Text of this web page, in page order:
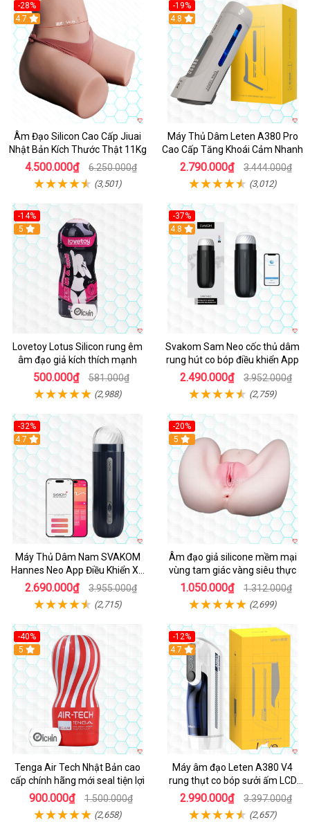
-28%
4.7
Âm Đạo Silicon Cao Cấp Jiuai
Nhật Bản Kích Thước Thật 11Kg
4.500.000₫ 6.250.000₫
(3,501)
-19%
Hot
4.8
Máy Thủ Dâm Leten A380 Pro
Cao Cấp Tăng Khoái Cảm Nhanh
2.790.000₫ 3.444.000₫
(3,012)
-14%
Hot
5
Lovetoy Lotus Silicon rung êm
âm đạo giả kích thích mạnh
500.000₫ 581.000₫
(2,988)
-37%
4.8
Svakom Sam Neo cốc thủ dâm
rung hút co bóp điều khiển App
2.490.000₫ 3.952.000₫
(2,759)
-32%
Hot
4.7
Máy Thủ Dâm Nam SVAKOM
Hannes Neo App Điều Khiển Xa
Cao Cấp
2.690.000₫ 3.955.000₫
(2,715)
-20%
Hot
5
Âm đạo giả silicone mềm mại
vùng tam giác vàng siêu thực
1.050.000₫ 1.312.000₫
(2,699)
-40%
Hot
5
Tenga Air Tech Nhật Bản cao
cấp chính hãng mới seal tiện lợi
900.000₫ 1.500.000₫
(2,658)
-12%
Hot
4.7
Máy âm đạo Leten A380 V4
rung thụt co bóp sưởi ấm LCD
đẹp
2.990.000₫ 3.397.000₫
(2,657)